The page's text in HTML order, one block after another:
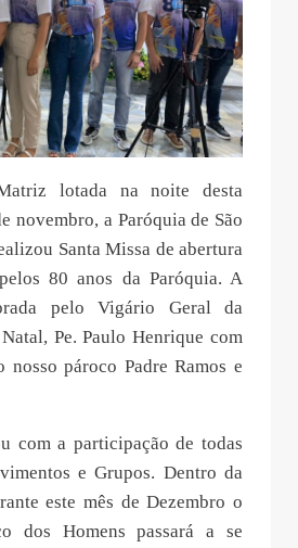
lotada na noite desta
novembro, a Paróquia de São
Santa Missa de abertura
80 anos da Paróquia. A
pelo Vigário Geral da
Pe. Paulo Henrique com
nosso pároco Padre Ramos e
com a participação de todas
e Grupos. Dentro da
este mês de Dezembro o
dos Homens passará a se